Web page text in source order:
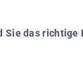
das